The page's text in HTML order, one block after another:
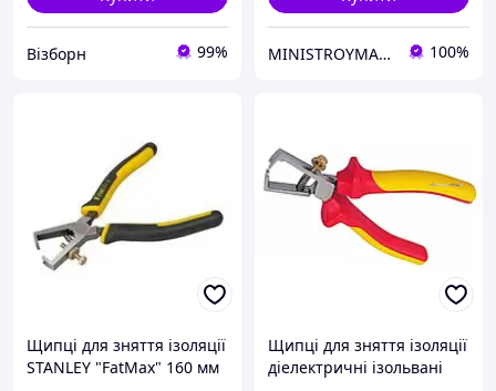
Візборн 99% MINISTROYMARKET 100%
Щипці для зняття ізоляції
STANLEY "FatMax" 160 мм
Щипці для зняття ізоляції
діелектричні ізольвані